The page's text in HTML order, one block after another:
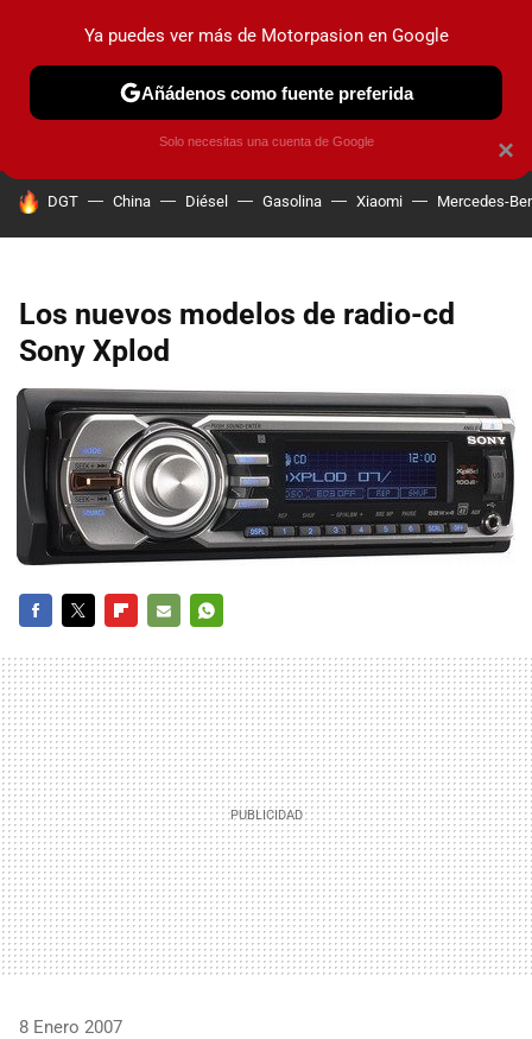
PRUEBAS COCHES ELÉCTRICOS OBSERVATORIO
HOY SE HABLA DE
DGT China Diésel Gasolina Xiaomi Mercedes-
Los nuevos modelos de radio-cd
Sony Xplod
MAIL
8 Enero 2007
×
Ya puedes ver más de Motorpasion en Google
Añádenos como fuente preferida
Solo necesitas una cuenta de Google